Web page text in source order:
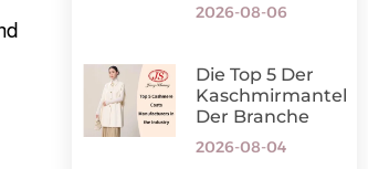
2026-08-06
Die Top 5 Der
Der Branche
2026-08-04